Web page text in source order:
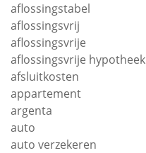
aflossingstabel
aflossingsvrij
aflossingsvrije
aflossingsvrije hypotheek
afsluitkosten
appartement
argenta
auto
auto verzekeren